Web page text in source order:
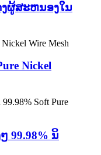
ງຜູ້ສະຫນອງໃນ
Nickel
99.98% ນິ